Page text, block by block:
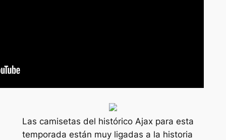
Las camisetas del histórico Ajax para esta
temporada están muy ligadas a la historia